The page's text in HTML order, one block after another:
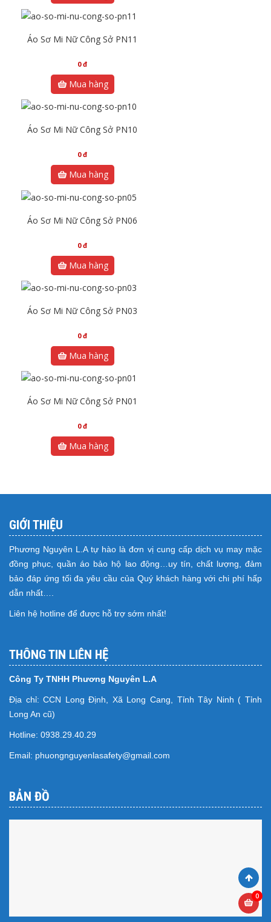
Áo Sơ Mi Nữ Công Sở PN11
0đ
Mua hàng
Áo Sơ Mi Nữ Công Sở PN10
0đ
Mua hàng
Áo Sơ Mi Nữ Công Sở PN06
0đ
Mua hàng
Áo Sơ Mi Nữ Công Sở PN03
0đ
Mua hàng
Áo Sơ Mi Nữ Công Sở PN01
0đ
Mua hàng
GIỚI THIỆU
Phương Nguyên L.A tự hào là đơn vị cung cấp dịch vụ may mặc
đồng phục, quần áo bảo hộ lao động…uy tín, chất lượng, đảm
bảo đáp ứng tối đa yêu cầu của Quý khách hàng với chi phí hấp
dẫn nhất….
Liên hệ hotline để được hỗ trợ sớm nhất!
THÔNG TIN LIÊN HỆ
Công Ty TNHH Phương Nguyên L.A
Địa chỉ: CCN Long Định, Xã Long Cang, Tỉnh Tây Ninh ( Tỉnh
Long An cũ)
Hotline: 0938.29.40.29
Email: phuongnguyenlasafety@gmail.com
BẢN ĐỒ
0